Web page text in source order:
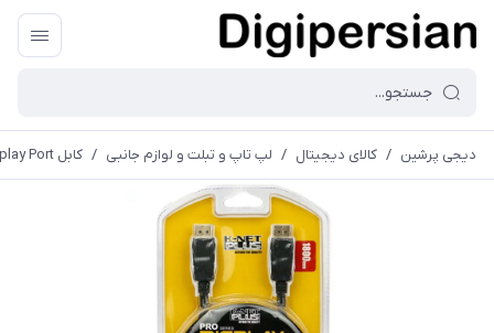
دیجی پرشین / کالای دیجیتال / لپ تاپ و تبلت و لوازم جانبی / کابل Display Port کی نت پلاس مدل KPC2102 طول 1.8متر